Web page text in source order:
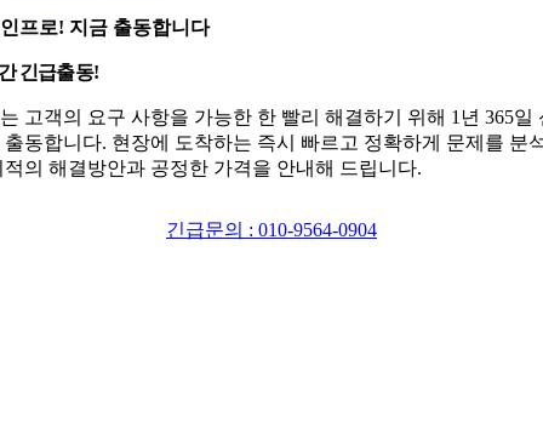
프로! 지금 출동합니다
긴급출동!
고객의 요구 사항을 가능한 한 빨리 해결하기 위해 1년 365일
출동합니다. 현장에 도착하는 즉시 빠르고 정확하게 문제를 분
적의 해결방안과 공정한 가격을 안내해 드립니다.
긴급문의 : 010-9564-0904